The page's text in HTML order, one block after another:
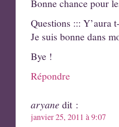
Bonne chance pour
Questions ::: Y’aura
Je suis bonne dans
Bye !
Répondre
aryane dit :
janvier 25, 2011 à 9:07